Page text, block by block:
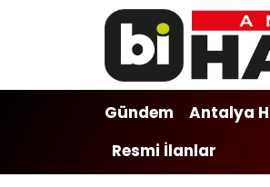
Gündem Antalya
Resmi İlanlar
Gündem
Antalya Haber
Siyaset
Gündem
Antalya Haber
Siyaset
Muratpaşa Nöbetçi
Muratpaşa Hava Durumu
Muratpaşa Trafik Yoğunluk